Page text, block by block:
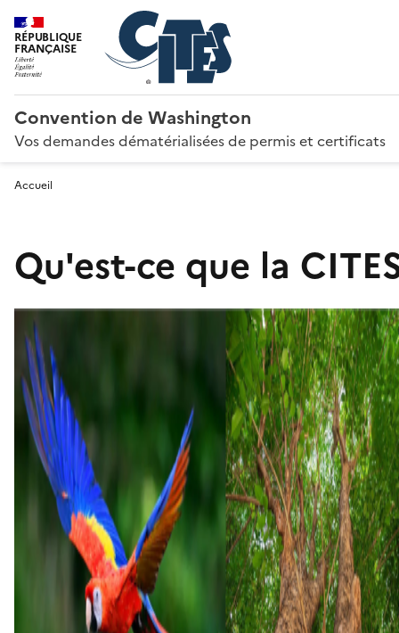
RÉPUBLIQUE
FRANÇAISE
Convention de Washington
Vos demandes dématérialisées de permis et certificats
Accueil
Qu'est-ce que la